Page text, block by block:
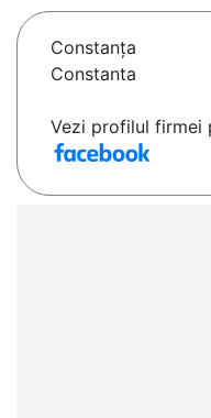
Constanţa
Constanta
Vezi profilul firmei